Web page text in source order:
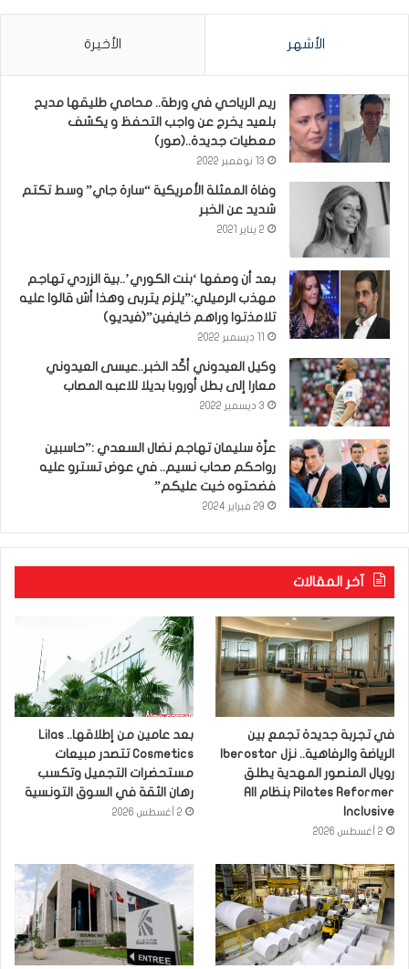
الأشهر الأخيرة
ريم الرياحي في ورطة.. محامي طليقها مديح
بلعيد يخرج عن واجب التحفظ و يكشف
معطيات جديدة..(صور)
13 نوفمبر 2022
وفاة الممثلة الأمريكية “سارة جاي” وسط تكتم
شديد عن الخبر
2 يناير 2021
بعد أن وصفها ‘بنت الكوري’..بية الزردي تهاجم
مهذب الرميلي:”يلزم يتربى وهذا أش قالوا عليه
تلامذتوا وراهم خايفين”(فيديو)
وكيل العيدوني أكّد الخبر..عيسى العيدوني
معارا إلى بطل أوروبا بديلا للاعبه المصاب
3 ديسمبر 2022
عزّة سليمان تهاجم نضال السعدي :”حاسبين
رواحكم صحاب نسيم.. في عوض تسترو عليه
فضحتوه خيت عليكم”
29 فبراير 2024
آخر المقالات
في تجربة جديدة تجمع بين
رويال المنصور المهدية يطلق
Pilates Reformer بنظام All
Inclusive
2 أغسطس 2026
بعد عامين من إطلاقها.. Lilas
Cosmetics تتصدر مبيعات
مستحضرات التجميل وتكسب
رهان الثقة في السوق التونسية
2 أغسطس 2026